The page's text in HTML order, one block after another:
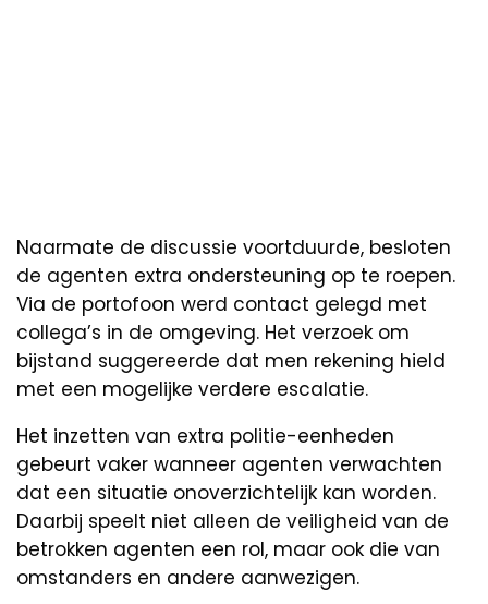
Naarmate de discussie voortduurde, besloten
de agenten extra ondersteuning op te roepen.
Via de portofoon werd contact gelegd met
collega’s in de omgeving. Het verzoek om
bijstand suggereerde dat men rekening hield
met een mogelijke verdere escalatie.
Het inzetten van extra politie-eenheden
gebeurt vaker wanneer agenten verwachten
dat een situatie onoverzichtelijk kan worden.
Daarbij speelt niet alleen de veiligheid van de
betrokken agenten een rol, maar ook die van
omstanders en andere aanwezigen.